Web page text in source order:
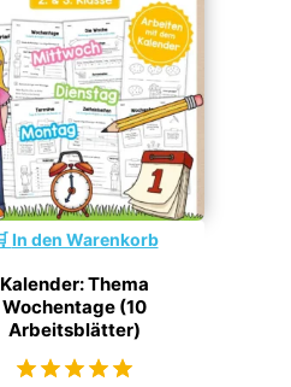
In den Warenkorb
Kalender: Thema
Wochentage (10
Arbeitsblätter)